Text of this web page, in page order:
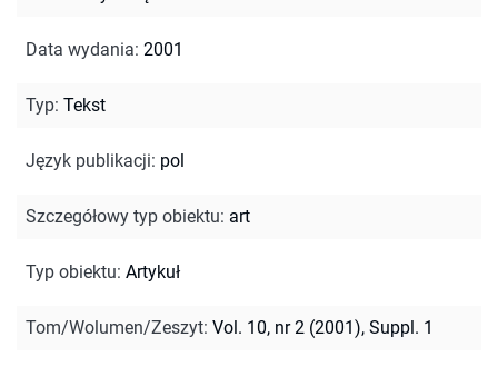
Data wydania: 2001
Typ: Tekst
Język publikacji: pol
Szczegółowy typ obiektu: art
Typ obiektu: Artykuł
Tom/Wolumen/Zeszyt: Vol. 10, nr 2 (2001), Suppl. 1